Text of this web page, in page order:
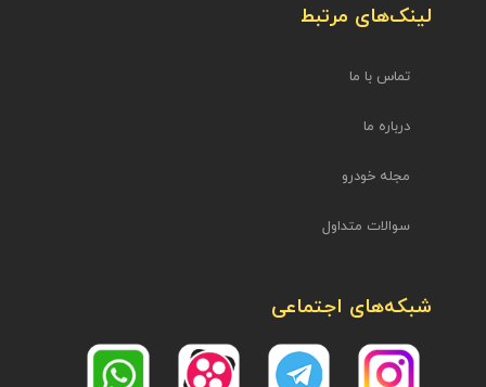
لینک‌های مرتبط
تماس با ما
درباره ما
مجله خودرو
سوالات متداول
شبکه‌های اجتماعی